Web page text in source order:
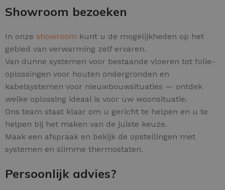
Showroom bezoeken
In onze showroom kunt u de mogelijkheden op het
gebied van verwarming zelf ervaren.
Van dunne systemen voor bestaande vloeren tot folie-
oplossingen voor houten ondergronden en
kabelsystemen voor nieuwbouwsituaties — ontdek
welke oplossing ideaal is voor uw woonsituatie.
Ons team staat klaar om u gericht te helpen en u te
helpen bij het maken van de juiste keuze.
Maak een afspraak en bekijk de opstellingen met
systemen en slimme thermostaten.
Persoonlijk advies?